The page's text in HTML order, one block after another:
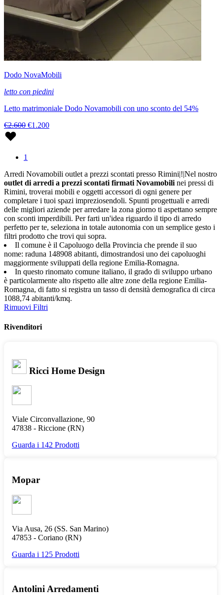
Dodo NovaMobili
letto con piedini
Letto matrimoniale Dodo Novamobili con uno sconto del 54%
€2.600 €1.200
1
Arredi Novamobili outlet a prezzi scontati presso Rimini|!|Nel nostro
outlet di arredi a prezzi scontati firmati Novamobili nei pressi di
Rimini, troverai mobili e oggetti accessori di ogni genere per
completare i tuoi spazi impreziosendoli. Spunti progettuali e arredi
delle migliori aziende per arredare la zona giorno ti aspettano sempre
con sconti imperdibili. Per farti un'idea riguardo il tipo di arredo
perfetto per te, seleziona in totale autonomia con un semplice gesto i
filtri prodotto che trovi qui sopra.
Il comune è il Capoluogo della Provincia che prende il suo
nome: raduna 148908 abitanti, dimostrandosi uno dei capoluoghi
maggiormente sviluppati della regione Emilia-Romagna.
In questo rinomato comune italiano, il grado di sviluppo urbano
è particolarmente alto rispetto alle altre zone della regione Emilia-
Romagna, di fatto si registra un tasso di densità demografica di circa
1088,74 abitanti/kmq.
Rimuovi Filtri
Rivenditori
Ricci Home Design
Viale Circonvallazione, 90
47838 - Riccione (RN)
Guarda i 142 Prodotti
Mopar
Via Ausa, 26 (SS. San Marino)
47853 - Coriano (RN)
Guarda i 125 Prodotti
Antolini Arredamenti